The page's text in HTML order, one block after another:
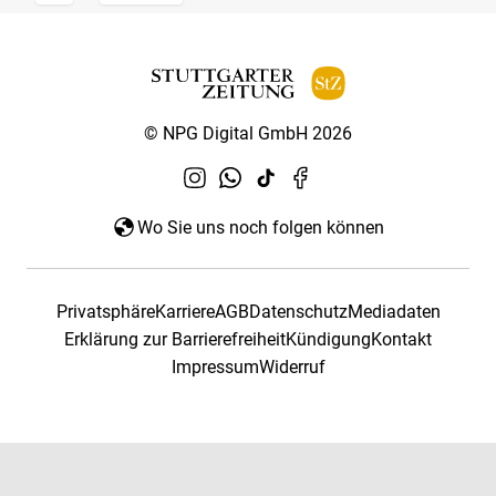
© NPG Digital GmbH 2026
Wo Sie uns noch folgen können
PrivatsphäreKarriereAGBDatenschutzMediadaten
Erklärung zur BarrierefreiheitKündigungKontakt
ImpressumWiderruf